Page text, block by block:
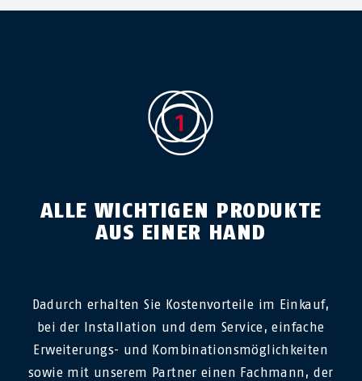
ALLE WICHTIGEN PRODUKTE
AUS EINER HAND
Dadurch erhalten Sie Kostenvorteile im Einkauf,
bei der Installation und dem Service, einfache
Erweiterungs- und Kombinationsmöglichkeiten
sowie mit unserem Partner einen Fachmann, der